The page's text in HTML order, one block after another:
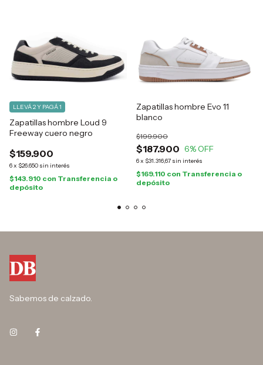
Zapatillas hombre Loud 9
Freeway cuero negro
$159.900
6x $26.650 sin interés
LLEVÁ 2 Y PAGÁ 1
$143.910 con Transferencia o
depósito
Zapatillas hombre Evo 11
blanco
$187.900
$199.900
6% OFF
6x $31.316,67 sin interés
$169.110 con Transferencia o
depósito
Sabemos de calzado.